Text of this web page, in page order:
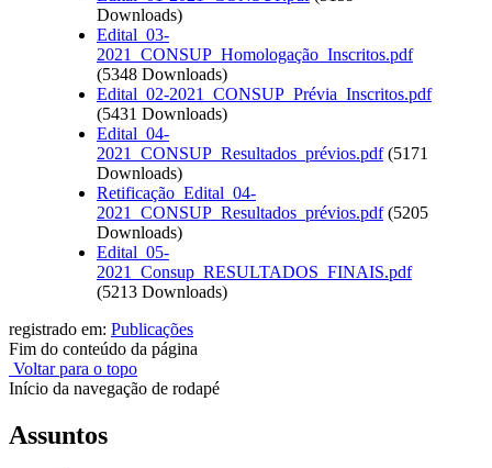
Downloads)
Edital_03-
2021_CONSUP_Homologação_Inscritos.pdf
(5348 Downloads)
Edital_02-2021_CONSUP_Prévia_Inscritos.pdf
(5431 Downloads)
Edital_04-
2021_CONSUP_Resultados_prévios.pdf (5171
Downloads)
Retificação_Edital_04-
2021_CONSUP_Resultados_prévios.pdf (5205
Downloads)
Edital_05-
2021_Consup_RESULTADOS_FINAIS.pdf
(5213 Downloads)
registrado em: Publicações
Fim do conteúdo da página
Voltar para o topo
Início da navegação de rodapé
Assuntos